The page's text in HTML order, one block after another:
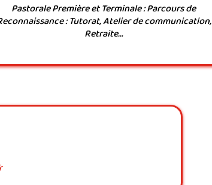
Pastorale Première et Terminale :Parcours de
: Tutorat, Atelier de communication,
Retraite…